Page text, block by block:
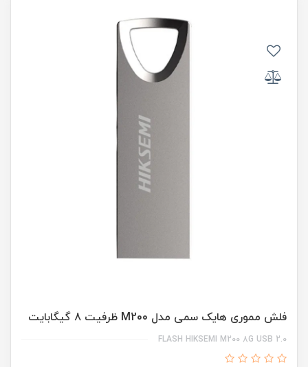
فلش مموری هایک سمی مدل M200 ظرفیت 8 گیگابایت
FLASH HIKSEMI M200 8G USB 2.0